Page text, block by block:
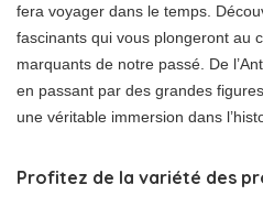
fera voyager dans le temps.
fascinants qui vous plongeront au
marquants de notre passé. De
en passant par des grandes
une véritable immersion dans
Profitez de la variété des